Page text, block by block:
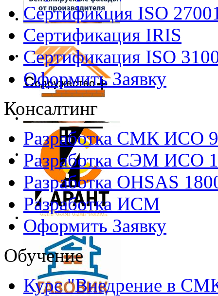
Сертификция ISO
Сертификация IRIS
Сертификация ISO
Оформить Заявку
Консалтинг
Разработка СМК ИСО
Разработка СЭМ ИСО
Разработка OHSAS
Разработка ИСМ
Оформить Заявку
Обучение
Курс "Внедрение в